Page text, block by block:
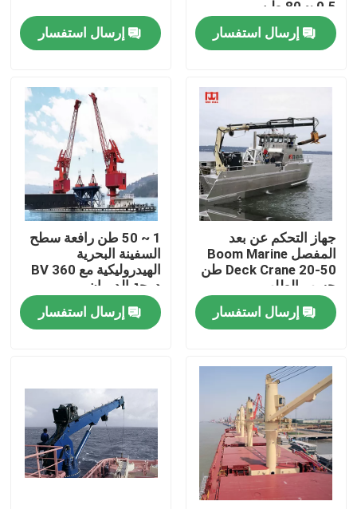
منزل
حول بنا
جولة في المعمل
ضبط الجودة
اتصل بنا
رافعة علوية مزدوجة العارضة
رافعة علوية بعارضة واحدة
رافعة قنطرية متحركة بعارضة مزدوجة
0.5 ~ 80 طن
إرسال استفسار
إرسال استفسار
جهاز التحكم عن بعد
المفصل Boom Marine
Deck Crane 20-50 طن
حسب الطلب
إرسال استفسار
1 ~ 50 طن رافعة سطح
السفينة البحرية
الهيدروليكية مع BV 360
درجة الدوران
إرسال استفسار